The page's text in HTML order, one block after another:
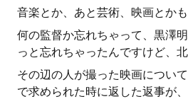
音楽とか、あと芸術、映画とかも
何の監督か忘れちゃって、黒澤
っと忘れちゃったんですけど、
その辺の人が撮った映画につい
で求められた時に返した返事が